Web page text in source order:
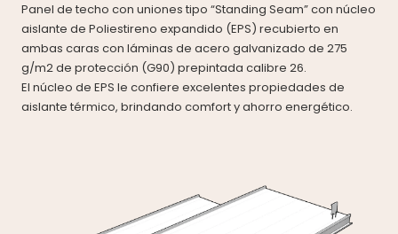
Panel de techo con uniones tipo “Standing Seam” con núcleo
aislante de Poliestireno expandido (EPS) recubierto en
ambas caras con láminas de acero galvanizado de 275
g/m2 de protección (G90) prepintada calibre 26.
El núcleo de EPS le confiere excelentes propiedades de
aislante térmico, brindando comfort y ahorro energético.